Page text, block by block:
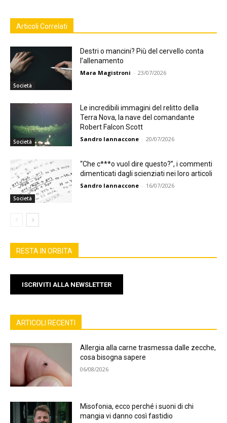
Articoli Correlati
Società
Destri o mancini? Più del cervello conta
l’allenamento
Mara Magistroni - 23/07/2026
Società
Le incredibili immagini del relitto della
Terra Nova, la nave del comandante
Robert Falcon Scott
Sandro Iannaccone - 20/07/2026
Società
“Che c***o vuol dire questo?”, i commenti
dimenticati dagli scienziati nei loro articoli
Sandro Iannaccone - 16/07/2026
RESTA IN ORBITA
ISCRIVITI ALLA NEWSLETTER
ARTICOLI RECENTI
Allergia alla carne trasmessa dalle zecche,
cosa bisogna sapere
06/08/2026
Misofonia, ecco perché i suoni di chi
mangia vi danno così fastidio